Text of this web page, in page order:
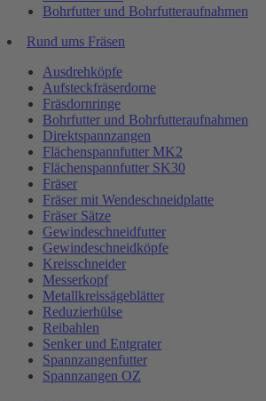
Bohrfutter und Bohrfutteraufnahmen
Rund ums Fräsen
Ausdrehköpfe
Aufsteckfräserdorne
Fräsdornringe
Bohrfutter und Bohrfutteraufnahmen
Direktspannzangen
Flächenspannfutter MK2
Flächenspannfutter SK30
Fräser
Fräser mit Wendeschneidplatte
Fräser Sätze
Gewindeschneidfutter
Gewindeschneidköpfe
Kreisschneider
Messerkopf
Metallkreissägeblätter
Reduzierhülse
Reibahlen
Senker und Entgrater
Spannzangenfutter
Spannzangen OZ